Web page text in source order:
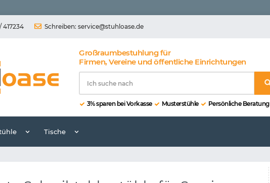
417234 Schreiben: service@stuhloase.de
Großraumbestuhlung für
Firmen, Vereine und öffentliche Einrichtungen
3% sparen bei Vorkasse Musterstühle Persönliche Beratung
Tische